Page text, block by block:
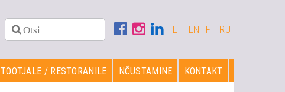
ET EN FI RU
TOOTJALE / RESTORANILE NÕUSTAMINE KONTAKT